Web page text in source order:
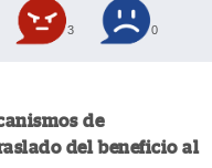
3 0
de
del beneficio al